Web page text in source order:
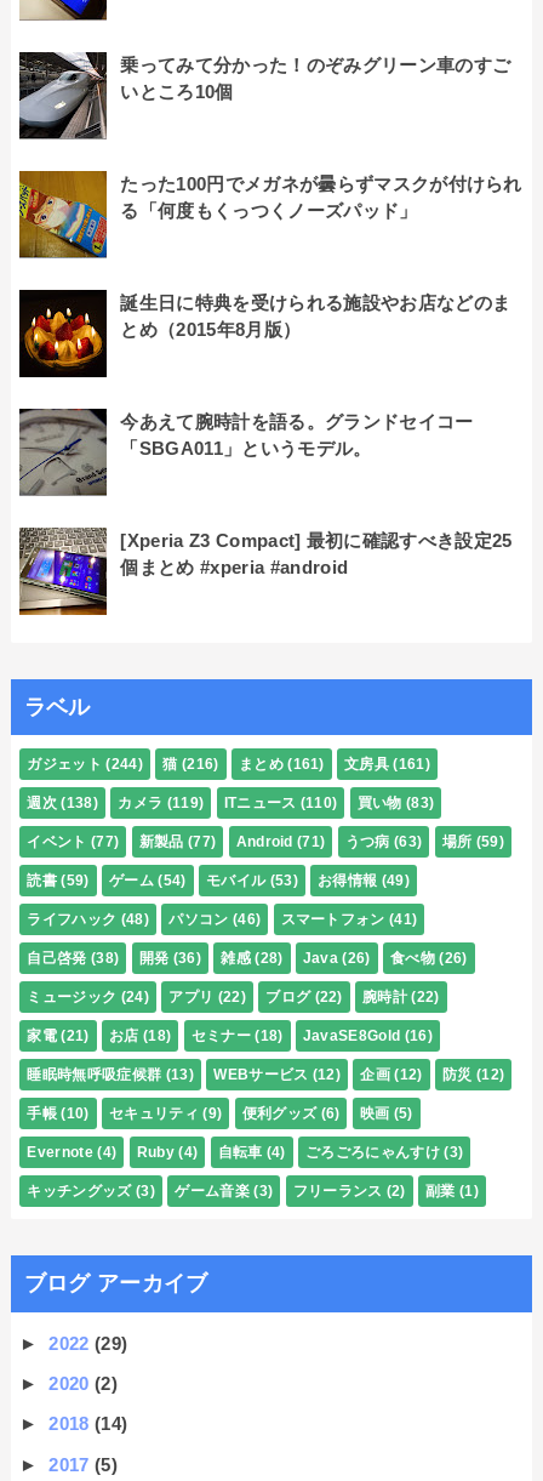
乗ってみて分かった！のぞみグリーン車のすご
いところ10個
たった100円でメガネが曇らずマスクが付けられ
る「何度もくっつくノーズパッド」
誕生日に特典を受けられる施設やお店などのま
とめ（2015年8月版）
今あえて腕時計を語る。グランドセイコー
「SBGA011」というモデル。
[Xperia Z3 Compact] 最初に確認すべき設定25
個まとめ #xperia #android
ラベル
ガジェット (244) 猫 (216) まとめ (161) 文房具 (161)
週次 (138) カメラ (119) ITニュース (110) 買い物 (83)
イベント (77) 新製品 (77) Android (71) うつ病 (63) 場所 (59)
読書 (59) ゲーム (54) モバイル (53) お得情報 (49)
ライフハック (48) パソコン (46) スマートフォン (41)
自己啓発 (38) 開発 (36) 雑感 (28) Java (26) 食べ物 (26)
ミュージック (24) アプリ (22) ブログ (22) 腕時計 (22)
家電 (21) お店 (18) セミナー (18) JavaSE8Gold (16)
睡眠時無呼吸症候群 (13) WEBサービス (12) 企画 (12) 防災 (12)
手帳 (10) セキュリティ (9) 便利グッズ (6) 映画 (5)
Evernote (4) Ruby (4) 自転車 (4) ごろごろにゃんすけ (3)
キッチングッズ (3) ゲーム音楽 (3) フリーランス (2) 副業 (1)
ブログ アーカイブ
►2022(29)
►2020(2)
►2018(14)
►2017(5)